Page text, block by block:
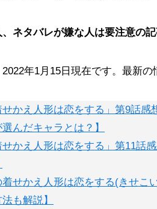
ネタバレが嫌な人は要注意の
年1月15日現在です。最新の
せかえ人形は恋をする」第9話
んだキャラとは？】
せかえ人形は恋をする」第11話
着せかえ人形は恋をする(きせ
も解説】